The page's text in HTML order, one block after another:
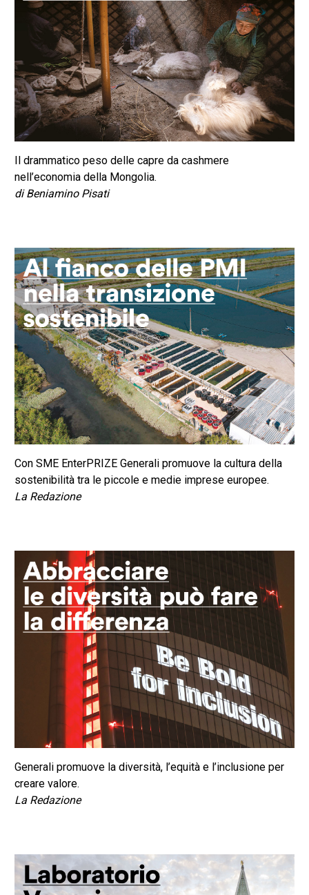
Il drammatico peso delle capre da cashmere
nell’economia della Mongolia.
di Beniamino Pisati
Con SME EnterPRIZE Generali promuove la cultura della
sostenibilità tra le piccole e medie imprese europee.
La Redazione
Generali promuove la diversità, l’equità e l’inclusione per
creare valore.
La Redazione